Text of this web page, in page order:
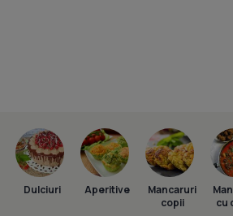
Dulciuri Aperitive
Mancaruri
copii
cu